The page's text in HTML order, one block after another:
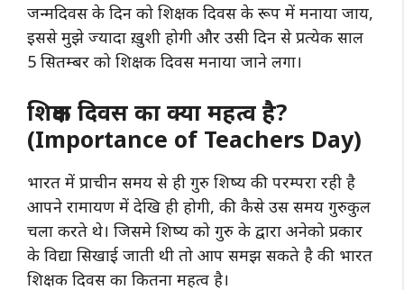
जन्मदिवस के दिन को शिक्षक दिवस के रूप में मनाया जाय,
इससे मुझे ज्यादा ख़ुशी होगी और उसी दिन से प्रत्येक साल
5 सितम्बर को शिक्षक दिवस मनाया जाने लगा।
शिक्षक दिवस का क्या महत्व है?
(Importance of Teachers Day)
भारत में प्राचीन समय से ही गुरु शिष्य की परम्परा रही है
आपने रामायण में देखि ही होगी, की कैसे उस समय गुरुकुल
चला करते थे। जिसमे शिष्य को गुरु के द्वारा अनेको प्रकार
के विद्या सिखाई जाती थी तो आप समझ सकते है की भारत
शिक्षक दिवस का कितना महत्व है।